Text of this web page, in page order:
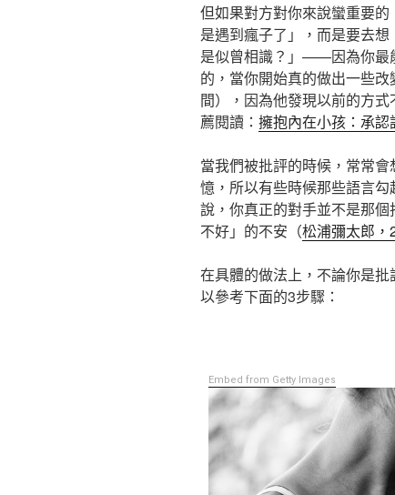
但如果對方對你來說蠻重要
是遇到瘋子了」，而是要去
是似曾相識？」——因為你最
的，當你開始真的做出一些
間），因為他發現以前的方
薦閱讀： 擁抱內在小孩：承
當我們被批評的時候，常常
憶，所以有些時候那些語言
說，你真正的對手並不是那
不好」的不安（松浦彌太郎，
在具體的做法上，不論你是
以參考下面的3步驟：
Embed from Getty Images